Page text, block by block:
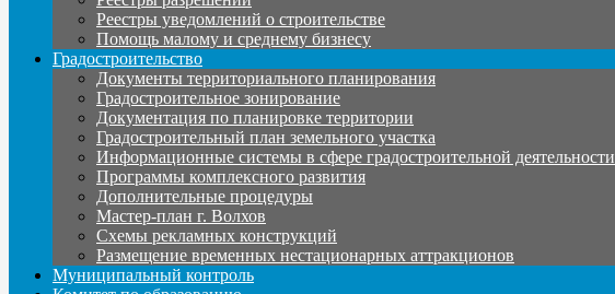
Реестры уведомлений о строительстве
Помощь малому и среднему бизнесу
Градостроительство
Документы территориального планирования
Градостроительное зонирование
Документация по планировке территории
Градостроительный план земельного участка
Информационные системы в сфере градостроительной деятельности
Программы комплексного развития
Дополнительные процедуры
Мастер-план г. Волхов
Схемы рекламных конструкций
Размещение временных нестационарных аттракционов
Муниципальный контроль